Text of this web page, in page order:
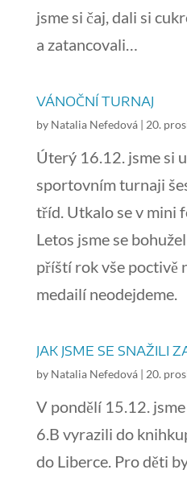
jsme si čaj, dali si
a zatancovali…
VÁNOČNÍ TURNAJ
by Natalia Nefedová| 20.
Úterý 16.12. jsme si
sportovním turnaji
tříd. Utkalo se v mini
Letos jsme se
příští rok vše poctivě
medailí neodejdeme.
JAK JSME SE SNAŽILI
by Natalia Nefedová| 20.
V pondělí 15.12.
6.B vyrazili do
do Liberce. Pro děti